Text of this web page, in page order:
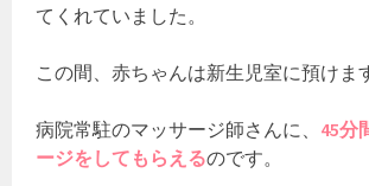
てくれていました。
この間、赤ちゃんは新生児室に預けま
病院常駐のマッサージ師さんに、 45分
ージをしてもらえるのです。